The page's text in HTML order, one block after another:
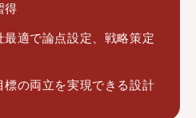
得
適で論点設定、戦略策定
の両立を実現できる設計